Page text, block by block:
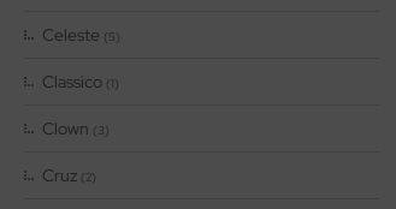
Celeste (5)
Classico (1)
Clown (3)
Cruz (2)